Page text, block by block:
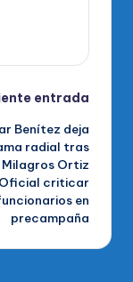
entrada
Benítez deja
radial tras
Milagros Ortiz
criticar
en
precampaña